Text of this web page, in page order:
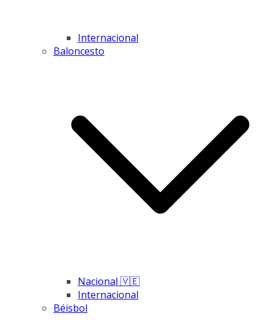
Internacional
Baloncesto
Nacional 🇻🇪
Internacional
Béisbol